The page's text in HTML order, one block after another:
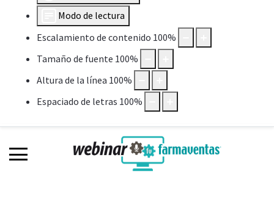
Modo de lectura
Escalamiento de contenido 100%
Tamaño de fuente 100%
Altura de la línea 100%
Espaciado de letras 100%